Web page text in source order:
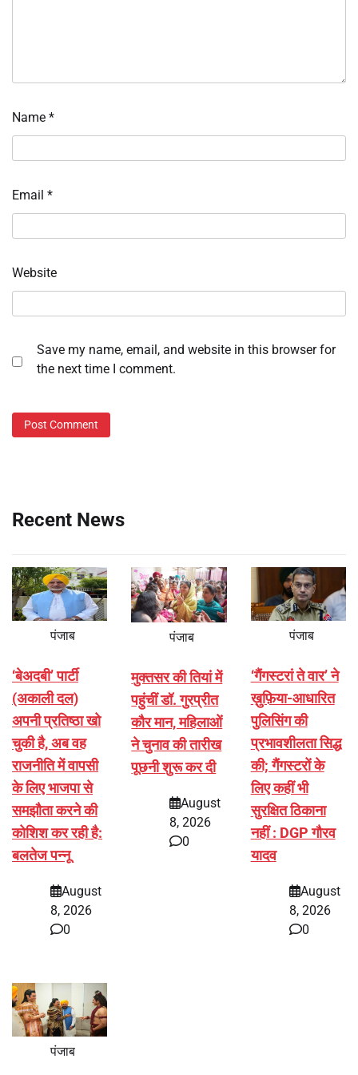
Name *
Email *
Website
Save my name, email, and website in this browser for
the next time I comment.
Recent News
पंजाब
‘बेअदबी’ पार्टी
(अकाली दल)
अपनी प्रतिष्ठा खो
चुकी है, अब वह
राजनीति में वापसी
के लिए भाजपा से
समझौता करने की
कोशिश कर रही है:
बलतेज पन्नू
August
8, 2026
0
पंजाब
मुक्तसर की तियां में
पहुंचीं डॉ. गुरप्रीत
कौर मान, महिलाओं
ने चुनाव की तारीख
पूछनी शुरू कर दी
August
8, 2026
0
पंजाब
‘गैंगस्टरां ते वार’ ने
ख़ुफ़िया-आधारित
पुलिसिंग की
प्रभावशीलता सिद्ध
की; गैंगस्टरों के
लिए कहीं भी
सुरक्षित ठिकाना
नहीं : DGP गौरव
यादव
August
8, 2026
0
पंजाब